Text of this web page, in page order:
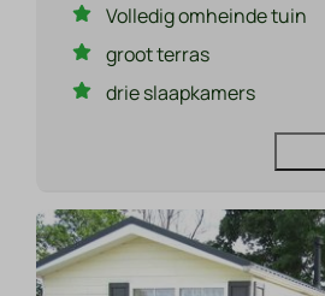
Volledig omheinde tuin
groot terras
drie slaapkamers